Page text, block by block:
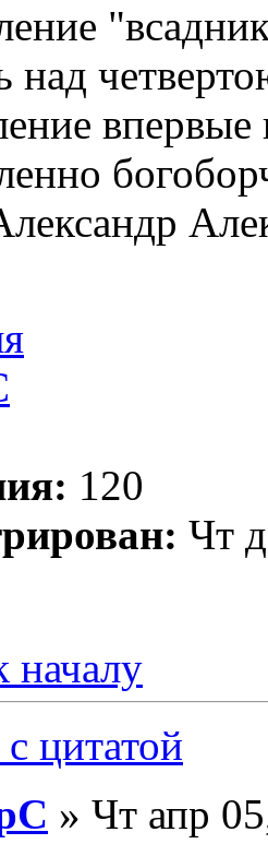
над
впервые
120
Чт
началу
цитатой
» Чт апр